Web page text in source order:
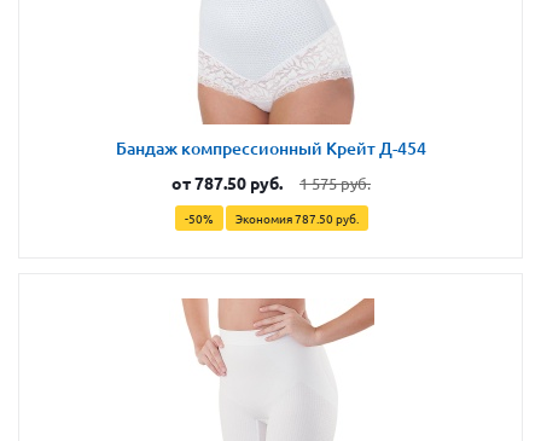
Бандаж компрессионный Крейт Д-454
от787.50 руб. 1 575 руб.
-50% Экономия787.50 руб.